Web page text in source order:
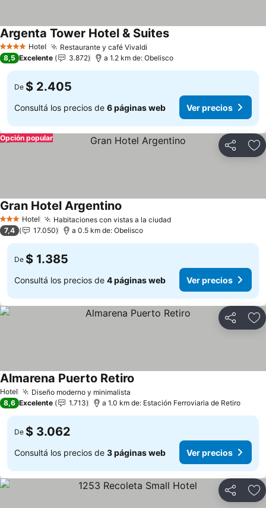
4 EstrellasHotel Restaurante y café Vivaldi
Argenta Tower Hotel & Suites
8,5 Excelente 3.872 a 1.2 km de: Obelisco
De $ 2.405
Consultá los precios de 6 páginas web Ver precios
Compartir
Opción popular
3 Estrellas
Hotel Habitaciones con vistas a la ciudad
Gran Hotel Argentino
7,4 17.050 a 0.5 km de: Obelisco
De $ 1.385
Consultá los precios de 4 páginas web Ver precios
Compartir
Hotel Diseño moderno y minimalista
Almarena Puerto Retiro
8,6 Excelente 1.713 a 1.0 km de: Estación Ferroviaria de Retiro
De $ 3.062
Consultá los precios de 3 páginas web Ver precios
Compartir